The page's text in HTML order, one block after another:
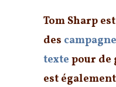
Tom Sharp
des
texte pour de
est